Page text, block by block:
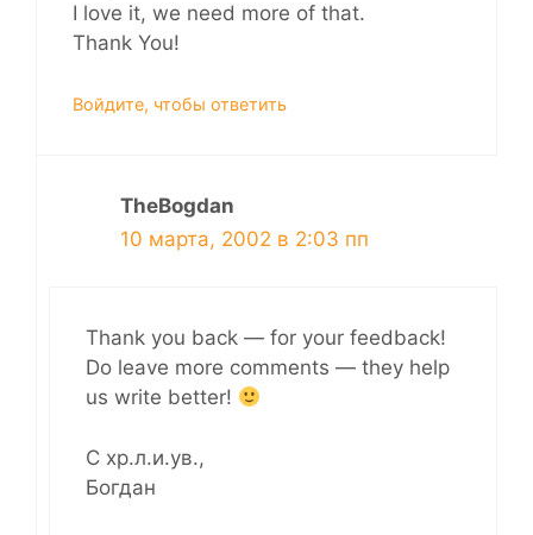
I love it, we need more of that.
Thank You!
Войдите, чтобы ответить
TheBogdan
10 марта, 2002 в 2:03 пп
Thank you back — for your feedback!
Do leave more comments — they help
us write better!
С хр.л.и.ув.,
Богдан